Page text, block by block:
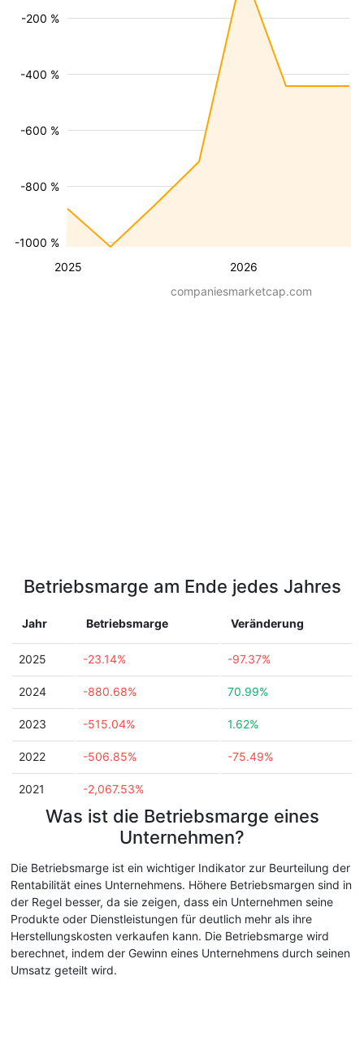
2025 2026
-1000 %
-800 %
-600 %
-400 %
-200 %
companiesmarketcap.com
Betriebsmarge am Ende jedes Jahres
Jahr Betriebsmarge Veränderung
2025 -23.14% -97.37%
2024 -880.68% 70.99%
2023 -515.04% 1.62%
2022 -506.85% -75.49%
2021 -2,067.53%
Was ist die Betriebsmarge eines
Unternehmen?
Die Betriebsmarge ist ein wichtiger Indikator zur Beurteilung der
Rentabilität eines Unternehmens. Höhere Betriebsmargen sind in
der Regel besser, da sie zeigen, dass ein Unternehmen seine
Produkte oder Dienstleistungen für deutlich mehr als ihre
Herstellungskosten verkaufen kann. Die Betriebsmarge wird
berechnet, indem der Gewinn eines Unternehmens durch seinen
Umsatz geteilt wird.